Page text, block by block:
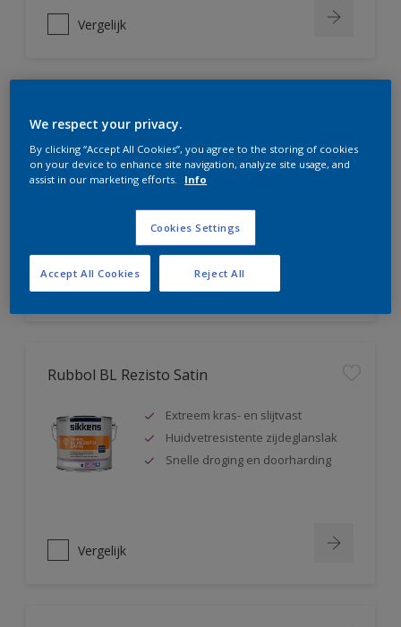
Vergelijk
Extreem kras- en slijtvast
Hoge dekkracht
Rubbol BL Rezisto Satin
Extreem kras- en slijtvast
Huidvetresistente zijdeglanslak
Snelle droging en doorharding
Vergelijk
We respect your privacy.
By clicking “Accept All Cookies”, you agree to the storing of cookies
on your device to enhance site navigation, analyze site usage, and
assist in our marketing efforts.
Info
Cookies Settings
Reject All
Accept All Cookies